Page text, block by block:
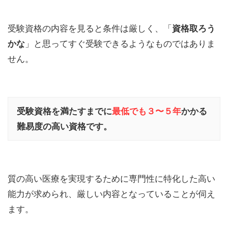
受験資格の内容を見ると条件は厳しく、「 資格取ろう
かな 」と思ってすぐ受験できるようなものではありま
せん。
受験資格を満たすまでに最低でも３〜５年かかる
難易度の高い資格です。
質の高い医療を実現するために専門性に特化した高い
能力が求められ、厳しい内容となっていることが伺え
ます。